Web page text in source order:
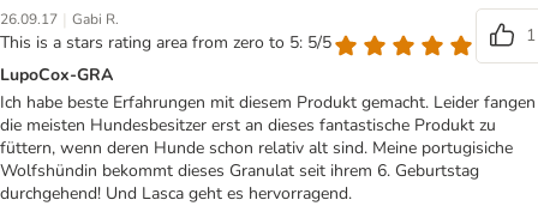
26.09.17 | Gabi R.
This is a stars rating area from zero to 5: 5/5
1
LupoCox-GRA
Ich habe beste Erfahrungen mit diesem Produkt gemacht. Leider fangen
die meisten Hundesbesitzer erst an dieses fantastische Produkt zu
füttern, wenn deren Hunde schon relativ alt sind. Meine portugisiche
Wolfshündin bekommt dieses Granulat seit ihrem 6. Geburtstag
durchgehend! Und Lasca geht es hervorragend.